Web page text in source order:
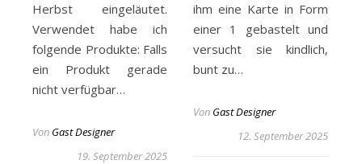
Herbst eingeläutet.
Verwendet habe ich
folgende Produkte: Falls
ein Produkt gerade
nicht verfügbar…
Von Gast Designer
19. September 2025
ihm eine Karte in Form
einer 1 gebastelt und
versucht sie kindlich,
bunt zu…
Von Gast Designer
12. September 2025